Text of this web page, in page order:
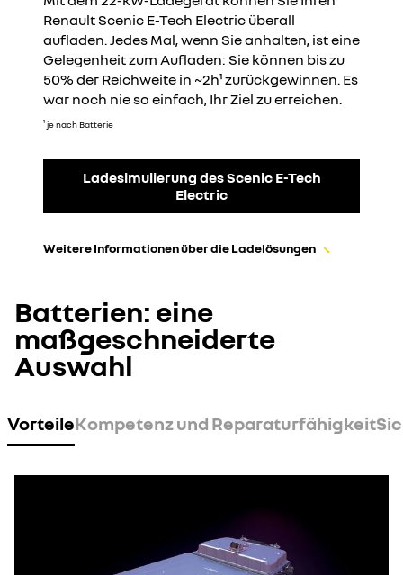
Renault Scenic E-Tech Electric überall
aufladen. Jedes Mal, wenn Sie anhalten, ist eine
Gelegenheit zum Aufladen: Sie können bis zu
50% der Reichweite in ~2h¹ zurückgewinnen. Es
war noch nie so einfach, Ihr Ziel zu erreichen.
¹je nach Batterie
Ladesimulierung des Scenic E-Tech
Electric
Weitere Informationen über die Ladelösungen
Batterien: eine
maßgeschneiderte
Auswahl
VorteileKompetenz und Reparaturfähigkeit